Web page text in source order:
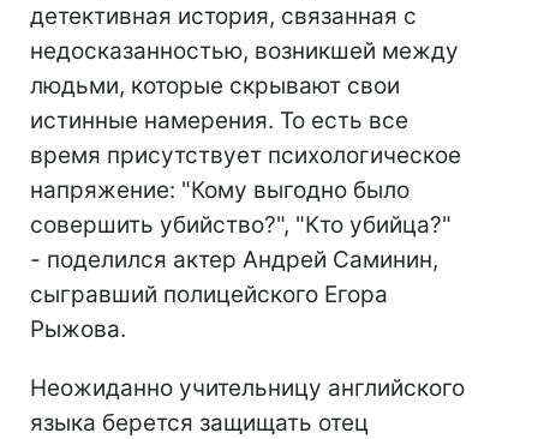
детективная история, связанная с
недосказанностью, возникшей между
людьми, которые скрывают свои
истинные намерения. То есть все
время присутствует психологическое
напряжение: "Кому выгодно было
совершить убийство?", "Кто убийца?"
- поделился актер Андрей Саминин,
сыгравший полицейского Егора
Рыжова.
Неожиданно учительницу английского
языка берется защищать отец